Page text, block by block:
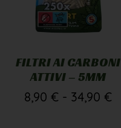
FILTRI AI CARBONI
ATTIVI – 5MM
8,90 € - 34,90 €